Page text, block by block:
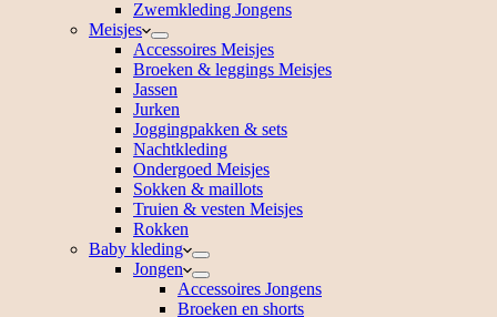
Zwemkleding Jongens
Meisjes
Accessoires Meisjes
Broeken & leggings Meisjes
Jassen
Jurken
Joggingpakken & sets
Nachtkleding
Ondergoed Meisjes
Sokken & maillots
Truien & vesten Meisjes
Rokken
Baby kleding
Jongen
Accessoires Jongens
Broeken en shorts